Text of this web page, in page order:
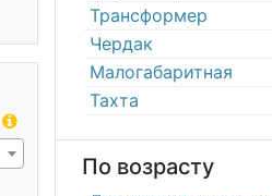
Трансформер
Чердак
Малогабаритная
Тахта
По возрасту